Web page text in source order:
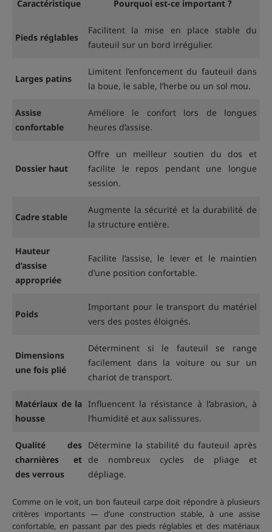
Caractéristique Pourquoi est-ce important ?
Pieds réglables
Facilitent la mise en place stable du
fauteuil sur un bord irrégulier.
Larges patins
Limitent l’enfoncement du fauteuil dans
la boue, le sable, l’herbe ou un sol mou.
Assise
confortable
Améliore le confort lors de longues
heures d’assise.
Dossier haut
Offre un meilleur soutien du dos et
facilite le repos pendant une longue
session.
Cadre stable
Augmente la sécurité et la durabilité de
la structure entière.
Hauteur
d’assise
appropriée
Facilite l’assise, le lever et le maintien
d’une position confortable.
Poids
Important pour le transport du matériel
vers des postes éloignés.
Dimensions
une fois plié
Déterminent si le fauteuil se range
facilement dans la voiture ou sur un
chariot de transport.
Matériaux de la
housse
Influencent la résistance à l’abrasion, à
l’humidité et aux salissures.
Qualité des
charnières et
des verrous
Détermine la stabilité du fauteuil après
de nombreux cycles de pliage et
dépliage.
Comme on le voit, un bon fauteuil carpe doit répondre à plusieurs
critères importants — d’une construction stable, à une assise
confortable, en passant par des pieds réglables et des matériaux